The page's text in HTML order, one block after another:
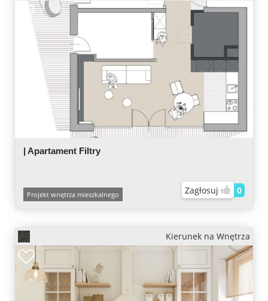
| Apartament Filtry
Projekt wnętrza mieszkalnego Zagłosuj 0
Kierunek na Wnętrza